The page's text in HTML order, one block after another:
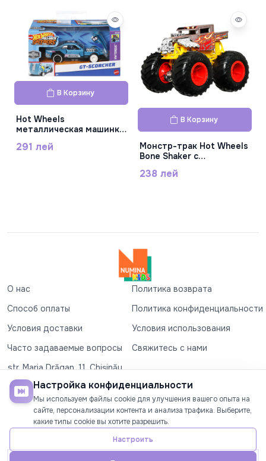
В Корзину
Hot Wheels
металлическая машинка
механизмом GT Scorcher
291 лей
В Корзину
Монстр-трак Hot Wheels
Bone Shaker с
масштаб 1:64,
238 лей
О нас
Политика возврата
Способ оплаты
Политика конфиденциальности
Условия доставки
Условия использования
Часто задаваемые вопросы
Свяжитесь с нами
str. Maria Drăgan, 11, Chișinău
+37360327279
©2026Numina Kids. Все права защищены
СОЦИАЛЬНЫЕ СЕТИ
Настройка конфиденциальности
Мы используем файлы cookie для улучшения вашего опыта на
сайте, персонализации контента и анализа трафика. Выберите,
какие типы cookie вы хотите разрешить.
Настроить